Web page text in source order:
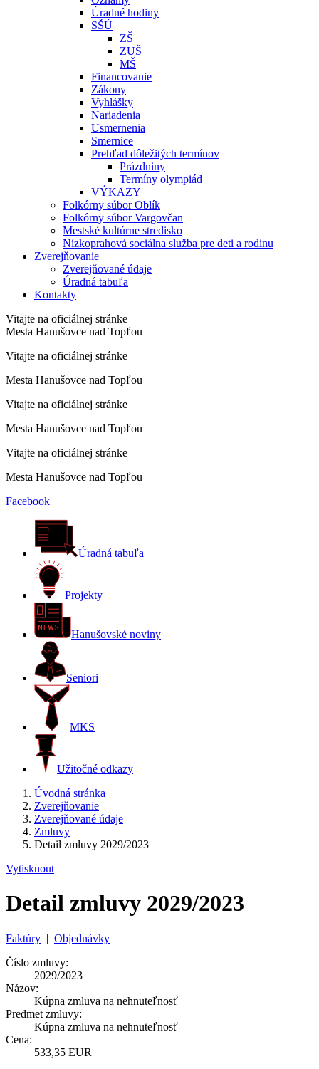
Úradné hodiny
SŠÚ
ZŠ
ZUŠ
MŠ
Financovanie
Zákony
Vyhlášky
Nariadenia
Usmernenia
Smernice
Prehľad dôležitých termínov
Prázdniny
Termíny olympiád
VÝKAZY
Folkórny súbor Oblík
Folkórny súbor Vargovčan
Mestské kultúrne stredisko
Nízkoprahová sociálna služba pre deti a rodinu
Zverejňovanie
Zverejňované údaje
Úradná tabuľa
Kontakty
Vitajte na oficiálnej stránke
Mesta Hanušovce nad Topľou
Vitajte na oficiálnej stránke
Mesta Hanušovce nad Topľou
Vitajte na oficiálnej stránke
Mesta Hanušovce nad Topľou
Vitajte na oficiálnej stránke
Mesta Hanušovce nad Topľou
Facebook
Úradná tabuľa
Projekty
Hanušovské noviny
Seniori
MKS
Užitočné odkazy
Úvodná stránka
Zverejňovanie
Zverejňované údaje
Zmluvy
Detail zmluvy 2029/2023
Vytisknout
Detail zmluvy 2029/2023
Faktúry | Objednávky
Číslo zmluvy:
2029/2023
Názov:
Kúpna zmluva na nehnuteľnosť
Predmet zmluvy:
Kúpna zmluva na nehnuteľnosť
Cena:
533,35 EUR